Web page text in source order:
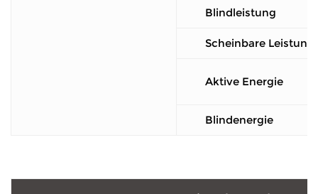
Blindleistung
Scheinbare Leistung
Aktive Energie
Blindenergie